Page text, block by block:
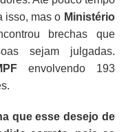
isso, mas o Ministério
brechas que
sejam julgadas.
envolvendo 193
que esse desejo de